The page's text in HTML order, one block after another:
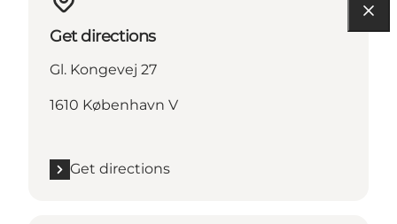
Get directions
Gl. Kongevej 27
1610 København V
Get directions